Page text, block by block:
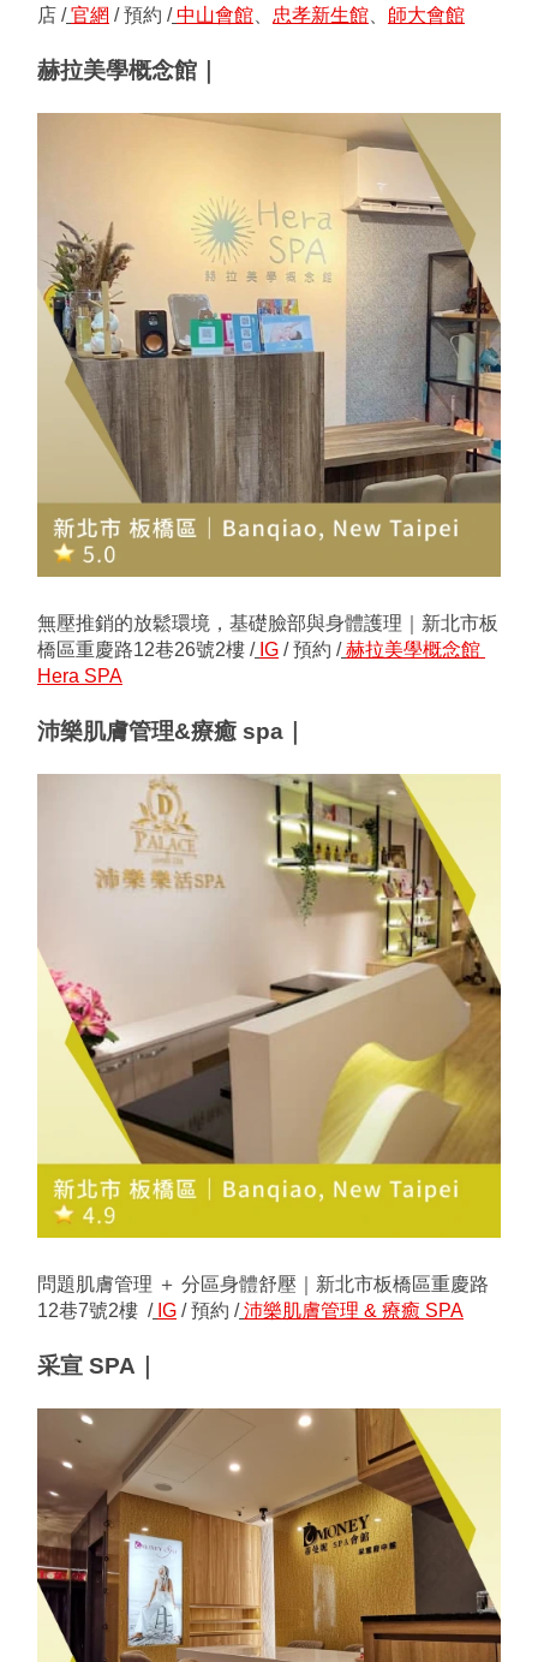
店 / 官網 / 預約 / 中山會館 忠孝新生館 師大會館
赫拉美學概念館｜
無壓推銷的放鬆環境，基礎臉部與身體護理｜新北市板
橋區重慶路12巷26號2樓 / IG / 預約 / 赫拉美學概念館
Hera SPA
沛樂肌膚管理&療癒 spa｜
問題肌膚管理 ＋ 分區身體舒壓｜新北市板橋區重慶路
12巷7號2樓  / IG / 預約 / 沛樂肌膚管理 & 療癒 SPA
采宣 SPA｜